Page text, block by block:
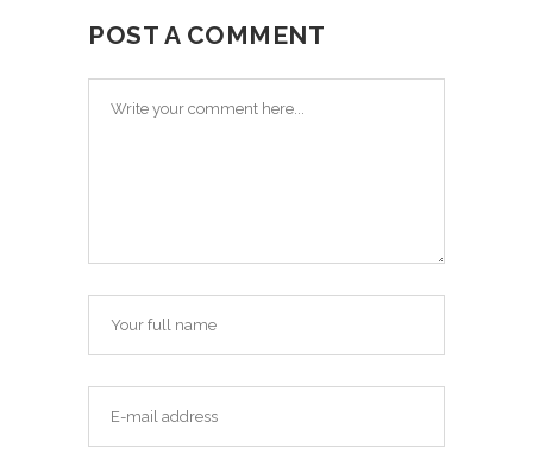
POST A COMMENT